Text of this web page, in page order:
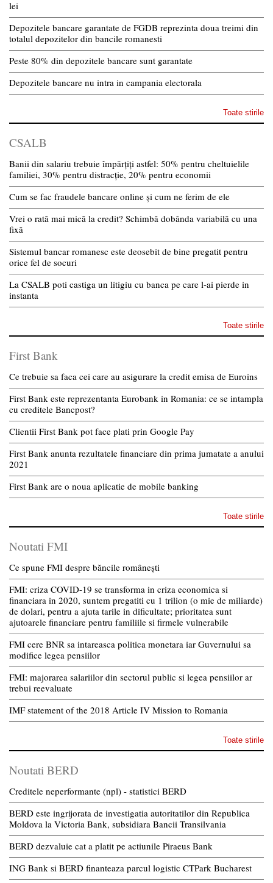
lei
Depozitele bancare garantate de FGDB reprezinta doua treimi din
totalul depozitelor din bancile romanesti
Peste 80% din depozitele bancare sunt garantate
Depozitele bancare nu intra in campania electorala
Toate stirile
CSALB
Banii din salariu trebuie împărțiți astfel: 50% pentru cheltuielile
familiei, 30% pentru distracție, 20% pentru economii
Cum se fac fraudele bancare online și cum ne ferim de ele
Vrei o rată mai mică la credit? Schimbă dobânda variabilă cu una
fixă
Sistemul bancar romanesc este deosebit de bine pregatit pentru
orice fel de socuri
La CSALB poti castiga un litigiu cu banca pe care l-ai pierde in
instanta
Toate stirile
First Bank
Ce trebuie sa faca cei care au asigurare la credit emisa de Euroins
First Bank este reprezentanta Eurobank in Romania: ce se intampla
cu creditele Bancpost?
Clientii First Bank pot face plati prin Google Pay
First Bank anunta rezultatele financiare din prima jumatate a anului
2021
First Bank are o noua aplicatie de mobile banking
Toate stirile
Noutati FMI
Ce spune FMI despre băncile românești
FMI: criza COVID-19 se transforma in criza economica si
financiara in 2020, suntem pregatiti cu 1 trilion (o mie de miliarde)
de dolari, pentru a ajuta tarile in dificultate; prioritatea sunt
ajutoarele financiare pentru familiile si firmele vulnerabile
FMI cere BNR sa intareasca politica monetara iar Guvernului sa
modifice legea pensiilor
FMI: majorarea salariilor din sectorul public si legea pensiilor ar
trebui reevaluate
IMF statement of the 2018 Article IV Mission to Romania
Toate stirile
Noutati BERD
Creditele neperformante (npl) - statistici BERD
BERD este ingrijorata de investigatia autoritatilor din Republica
Moldova la Victoria Bank, subsidiara Bancii Transilvania
BERD dezvaluie cat a platit pe actiunile Piraeus Bank
ING Bank si BERD finanteaza parcul logistic CTPark Bucharest